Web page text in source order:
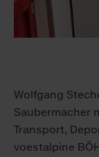
Wolfgang
Saubermacher
Transport,
voestalpine